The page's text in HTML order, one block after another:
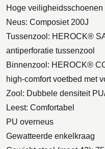
Hoge
Neus: Composiet 200J
Tussenzool: HEROCK®
antiperforatie tussenzool
Binnenzool: HEROCK®
high-comfort voetbed met
Zool: Dubbele densiteit
Leest: Comfortabel
PU overneus
Gewatteerde enkelkraag